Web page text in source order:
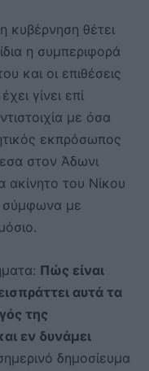
κυβέρνηση θέτει
η συμπεριφορά
και οι επιθέσεις
γίνει επί
με όσα
εκπρόσωπος
στον Άδωνι
ακίνητο του Νίκου
σύμφωνα με
Πώς είναι
αυτά τα
της
εν δυνάμει
δημοσίευμα